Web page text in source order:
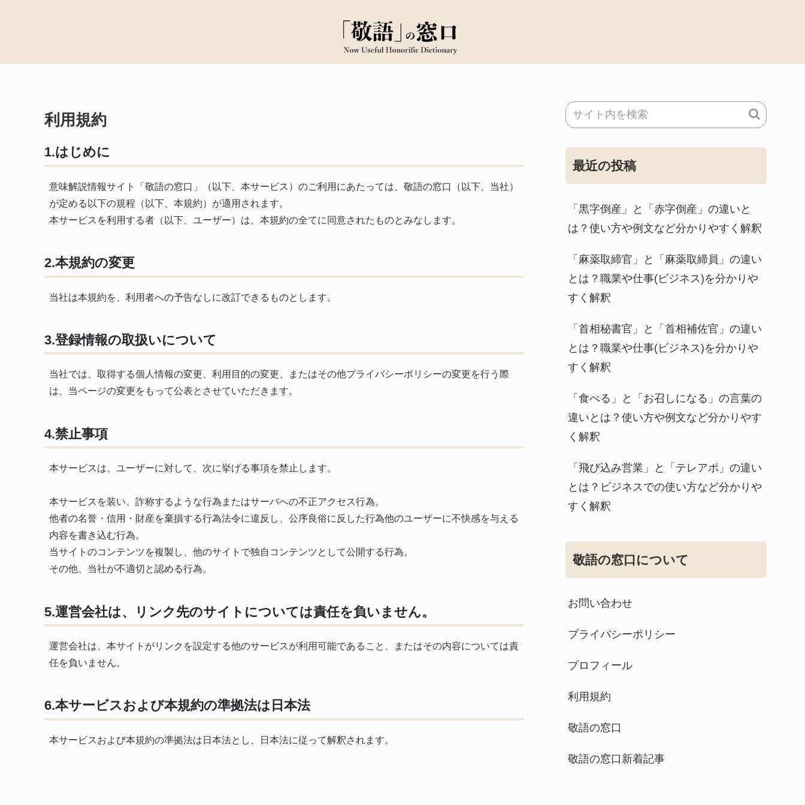
利用規約
1.はじめに
意味解説情報サイト「敬語の窓口」（以下、本サービス）のご利用にあたっては、敬語の窓口（以下、当社）
が定める以下の規程（以下、本規約）が適用されます。
本サービスを利用する者（以下、ユーザー）は、本規約の全てに同意されたものとみなします。
2.本規約の変更
当社は本規約を、利用者への予告なしに改訂できるものとします。
3.登録情報の取扱いについて
当社では、取得する個人情報の変更、利用目的の変更、またはその他プライバシーポリシーの変更を行う際
は、当ページの変更をもって公表とさせていただきます。
4.禁止事項
本サービスは、ユーザーに対して、次に挙げる事項を禁止します。
本サービスを装い、詐称するような行為またはサーバへの不正アクセス行為。
他者の名誉・信用・財産を棄損する行為法令に違反し、公序良俗に反した行為他のユーザーに不快感を与える
内容を書き込む行為。
当サイトのコンテンツを複製し、他のサイトで独自コンテンツとして公開する行為。
その他、当社が不適切と認める行為。
5.運営会社は、リンク先のサイトについては責任を負いません。
運営会社は、本サイトがリンクを設定する他のサービスが利用可能であること、またはその内容については責
任を負いません。
6.本サービスおよび本規約の準拠法は日本法
本サービスおよび本規約の準拠法は日本法とし、日本法に従って解釈されます。
最近の投稿
「黒字倒産」と「赤字倒産」の違いと
は？使い方や例文など分かりやすく解釈
「麻薬取締官」と「麻薬取締員」の違い
とは？職業や仕事(ビジネス)を分かりや
すく解釈
「首相秘書官」と「首相補佐官」の違い
とは？職業や仕事(ビジネス)を分かりや
すく解釈
「食べる」と「お召しになる」の言葉の
違いとは？使い方や例文など分かりやす
く解釈
「飛び込み営業」と「テレアポ」の違い
とは？ビジネスでの使い方など分かりや
すく解釈
敬語の窓口について
お問い合わせ
プライバシーポリシー
プロフィール
利用規約
敬語の窓口
敬語の窓口新着記事